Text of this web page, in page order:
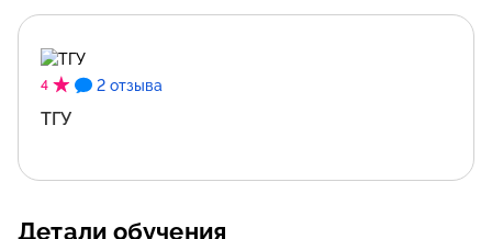
4 2 отзыва
ТГУ
Детали обучения